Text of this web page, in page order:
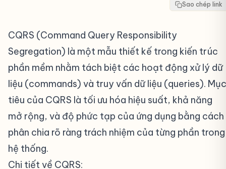
Sao chép link
CQRS (Command Query Responsibility
Segregation) là một mẫu thiết kế trong kiến trúc
phần mềm nhằm tách biệt các hoạt động xử lý dữ
liệu (commands) và truy vấn dữ liệu (queries). Mục
tiêu của CQRS là tối ưu hóa hiệu suất, khả năng
mở rộng, và độ phức tạp của ứng dụng bằng cách
phân chia rõ ràng trách nhiệm của từng phần trong
hệ thống.
Chi tiết về CQRS: